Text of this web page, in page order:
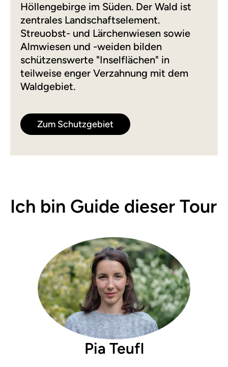
Höllengebirge im Süden. Der Wald ist
zentrales Landschaftselement.
Streuobst- und Lärchenwiesen sowie
Almwiesen und -weiden bilden
schützenswerte "Inselflächen" in
teilweise enger Verzahnung mit dem
Waldgebiet.
Zum Schutzgebiet
Ich bin Guide dieser Tour
Pia Teufl